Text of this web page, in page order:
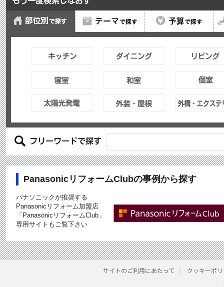
PanasonicリフォームClubの事例から探す
パナソニックが推奨する
Panasonicリフォーム加盟店
「PanasonicリフォームClub」
専用サイトもご覧下さい
サイトのご利用にあたって クッキーポ